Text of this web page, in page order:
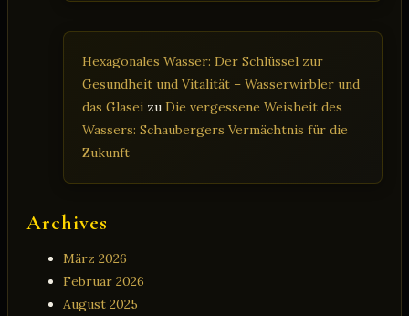
Hexagonales Wasser: Der Schlüssel zur
Gesundheit und Vitalität – Wasserwirbler und
das Glasei zu Die vergessene Weisheit des
Wassers: Schaubergers Vermächtnis für die
Zukunft
Archives
März 2026
Februar 2026
August 2025